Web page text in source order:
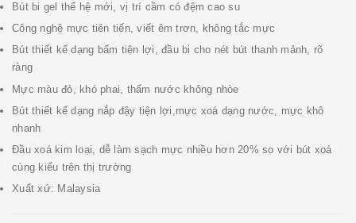
Bút bi gel thế hệ mới, vị trí cầm có đệm cao su
Công nghệ mực tiên tiến, viết êm trơn, không tắc mực
Bút thiết kế dạng bấm tiện lợi, đầu bi cho nét bút thanh mảnh, rõ
ràng
Mực màu đỏ, khó phai, thấm nước không nhòe
Bút thiết kế dạng nắp đậy tiện lợi,mực xoá dạng nước, mực khô
nhanh
Đầu xoá kim loại, dễ làm sạch mực nhiều hơn 20% so với bút xoá
cùng kiểu trên thị trường
Xuất xứ: Malaysia